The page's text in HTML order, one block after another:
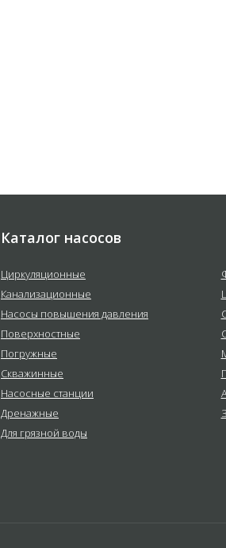
Каталог насосов
Циркуляционные
Канализационные
Насосы повышения давления
Поверхностные
Погружные
Скважинные
Насосные станции
Дренажные
Для грязной воды